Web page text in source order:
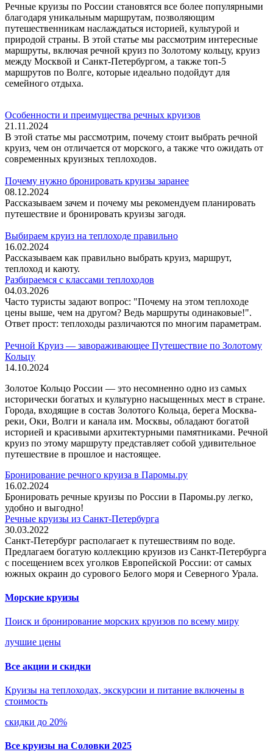
Речные круизы по России становятся все более популярными
благодаря уникальным маршрутам, позволяющим
путешественникам наслаждаться историей, культурой и
природой страны. В этой статье мы рассмотрим интересные
маршруты, включая речной круиз по Золотому кольцу, круиз
между Москвой и Санкт-Петербургом, а также топ-5
маршрутов по Волге, которые идеально подойдут для
семейного отдыха.
Особенности и преимущества речных круизов
21.11.2024
В этой статье мы рассмотрим, почему стоит выбрать речной
круиз, чем он отличается от морского, а также что ожидать от
современных круизных теплоходов.
Почему нужно бронировать круизы заранее
08.12.2024
Рассказываем зачем и почему мы рекомендуем планировать
путешествие и бронировать круизы загодя.
Выбираем круиз на теплоходе правильно
16.02.2024
Рассказываем как правильно выбрать круиз, маршрут,
теплоход и каюту.
Разбираемся с классами теплоходов
04.03.2026
Часто туристы задают вопрос: "Почему на этом теплоходе
цены выше, чем на другом? Ведь маршруты одинаковые!".
Ответ прост: теплоходы различаются по многим параметрам.
Речной Круиз — завораживающее Путешествие по Золотому
Кольцу
14.10.2024
Золотое Кольцо России — это несомненно одно из самых
исторически богатых и культурно насыщенных мест в стране.
Города, входящие в состав Золотого Кольца, берега Москва-
реки, Оки, Волги и канала им. Москвы, обладают богатой
историей и красивыми архитектурными памятниками. Речной
круиз по этому маршруту представляет собой удивительное
путешествие в прошлое и настоящее.
Бронирование речного круиза в Паромы.ру
16.02.2024
Бронировать речные круизы по России в Паромы.ру легко,
удобно и выгодно!
Речные круизы из Санкт-Петербурга
30.03.2022
Санкт-Петербург располагает к путешествиям по воде.
Предлагаем богатую коллекцию круизов из Санкт-Петербурга
с посещением всех уголков Европейской России: от самых
южных окраин до сурового Белого моря и Северного Урала.
Морские круизы
Поиск и бронирование морских круизов по всему миру
лучшие цены
Все акции и скидки
Круизы на теплоходах, экскурсии и питание включены в
стоимость
скидки до 20%
Все круизы на Соловки 2025